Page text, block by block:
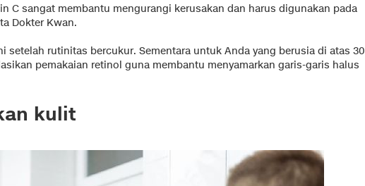
C sangat membantu mengurangi kerusakan dan harus digunakan pada
Dokter Kwan.
setelah rutinitas bercukur. Sementara untuk Anda yang berusia di atas 30
pemakaian retinol guna membantu menyamarkan garis-garis halus
kulit